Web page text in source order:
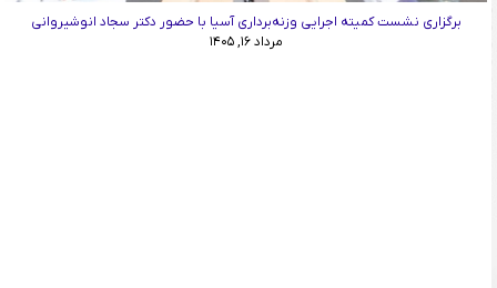
برگزاری نشست کمیته اجرایی وزنه‌برداری آسیا با حضور دکتر سجاد انوشیروانی
مرداد ۱۶, ۱۴۰۵